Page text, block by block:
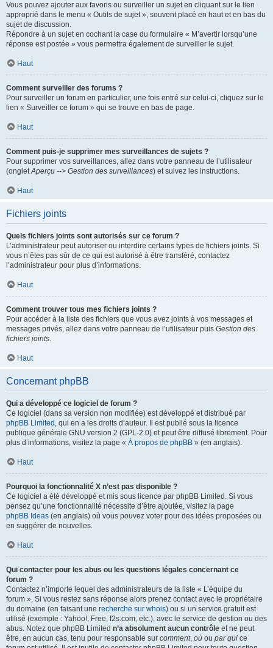
Vous pouvez ajouter aux favoris ou surveiller un sujet en cliquant sur le lien
approprié dans le menu « Outils de sujet », souvent placé en haut et en bas du
sujet de discussion.
Répondre à un sujet en cochant la case du formulaire « M’avertir lorsqu’une
réponse est postée » vous permettra également de surveiller le sujet.
Haut
Comment surveiller des forums ?
Pour surveiller un forum en particulier, une fois entré sur celui-ci, cliquez sur le
lien « Surveiller ce forum » qui se trouve en bas de page.
Haut
Comment puis-je supprimer mes surveillances de sujets ?
Pour supprimer vos surveillances, allez dans votre panneau de l’utilisateur
(ongletAperçu --> Gestion des surveillances) et suivez les instructions.
Haut
Fichiers joints
Quels fichiers joints sont autorisés sur ce forum ?
L’administrateur peut autoriser ou interdire certains types de fichiers joints. Si
vous n’êtes pas sûr de ce qui est autorisé à être transféré, contactez
l’administrateur pour plus d’informations.
Haut
Comment trouver tous mes fichiers joints ?
Pour accéder à la liste des fichiers que vous avez joints à vos messages et
messages privés, allez dans votre panneau de l’utilisateur puis Gestion des
fichiers joints.
Haut
Concernant phpBB
Qui a développé ce logiciel de forum ?
Ce logiciel (dans sa version non modifiée) est développé et distribué par
phpBB Limited , qui en a les droits d’auteur. Il est publié sous la licence
publique générale GNU version 2 (GPL-2.0) et peut être diffusé librement. Pour
plus d’informations, visitez la page « À propos de phpBB » (en anglais).
Haut
Pourquoi la fonctionnalité X n’est pas disponible ?
Ce logiciel a été développé et mis sous licence par phpBB Limited. Si vous
pensez qu’une fonctionnalité nécessite d’être ajoutée, visitez la page
phpBB Ideas (en anglais) où vous pouvez voter pour des idées proposées ou
en suggérer de nouvelles.
Haut
Qui contacter pour les abus ou les questions légales concernant ce
forum ?
Contactez n’importe lequel des administrateurs de la liste « L’équipe du
forum ». Si vous restez sans réponse alors prenez contact avec le propriétaire
du domaine (en faisant une recherche sur whois) ou si un service gratuit est
utilisé (exemple : Yahoo!, Free, f2s.com, etc.), avec le service de gestion ou des
abus. Notez que phpBB Limited n’a absolument aucun contrôle et ne peut
être, en aucun cas, tenu pour responsable sur comment, où ou par qui ce